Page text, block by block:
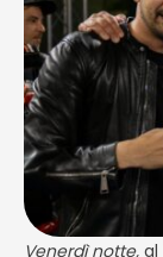
Venerdì notte, al